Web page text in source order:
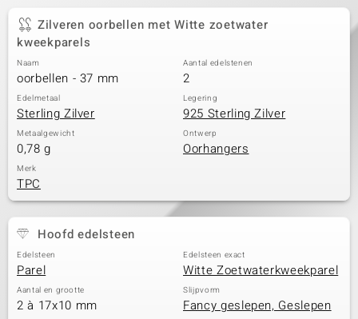
Zilveren oorbellen met Witte zoetwater
kweekparels
Naam
oorbellen - 37 mm
Aantal edelstenen
2
Edelmetaal
Sterling Zilver
Legering
925 Sterling Zilver
Metaalgewicht
0,78 g
Ontwerp
Oorhangers
Merk
TPC
Hoofd edelsteen
Edelsteen
Parel
Edelsteen exact
Witte Zoetwaterkweekparel
Aantal en grootte
2 à 17x10 mm
Slijpvorm
Fancy geslepen, Geslepen